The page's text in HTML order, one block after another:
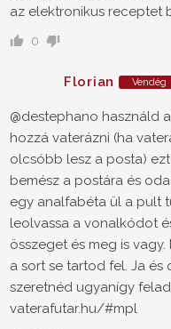
az elektronikus receptet
0
Florian Vendég
@destephano használd
hozzá vaterázni (ha
olcsóbb lesz a posta)
bemész a postára és
egy analfabéta ül a pult
leolvassa a vonalkódot
összeget és meg is
a sort se tartod fel. Ja
szeretnéd ugyanígy
vaterafutar.hu/#mpl